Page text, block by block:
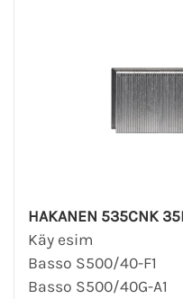
Käy esim
Basso S500/40-F1
Basso S500/40G-A1